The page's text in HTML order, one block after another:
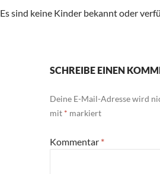
Es sind keine Kinder bekannt oder
SCHREIBE EINEN
Deine E-Mail-Adresse wird
mit * markiert
Kommentar *